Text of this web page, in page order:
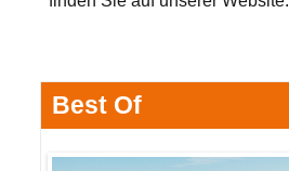
Best Of